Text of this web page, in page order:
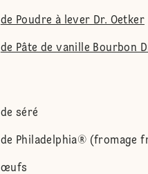
de Poudre à lever Dr. Oetker
de Pâte de vanille Bourbon
de séré
de Philadelphia® (fromage
œufs